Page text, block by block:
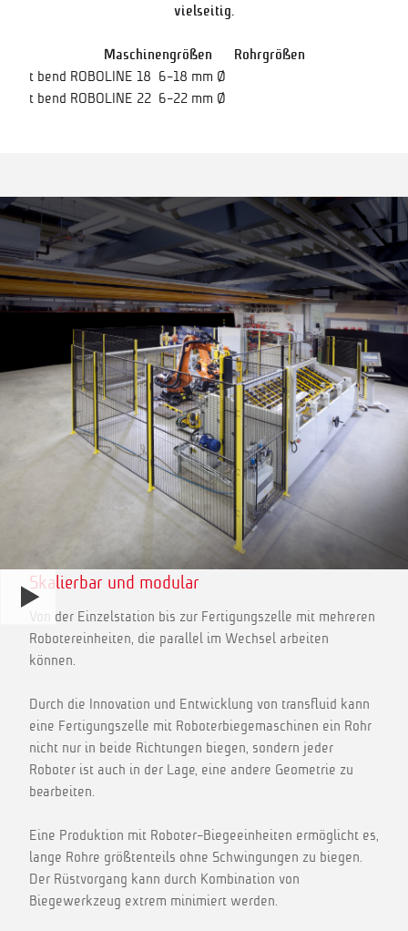
vielseitig.
Maschinengrößen Rohrgrößen
t bend ROBOLINE 18 6-18 mm Ø
t bend ROBOLINE 22 6-22 mm Ø
Skalierbar und modular
Von der Einzelstation bis zur Fertigungszelle mit mehreren
Robotereinheiten, die parallel im Wechsel arbeiten
können.
Durch die Innovation und Entwicklung von transfluid kann
eine Fertigungszelle mit Roboterbiegemaschinen ein Rohr
nicht nur in beide Richtungen biegen, sondern jeder
Roboter ist auch in der Lage, eine andere Geometrie zu
bearbeiten.
Eine Produktion mit Roboter-Biegeeinheiten ermöglicht es,
lange Rohre größtenteils ohne Schwingungen zu biegen.
Der Rüstvorgang kann durch Kombination von
Biegewerkzeug extrem minimiert werden.